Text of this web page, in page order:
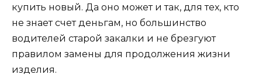
купить новый. Да оно может и так, для тех, кто
не знает счет деньгам, но большинство
водителей старой закалки и не брезгуют
правилом замены для продолжения жизни
изделия.